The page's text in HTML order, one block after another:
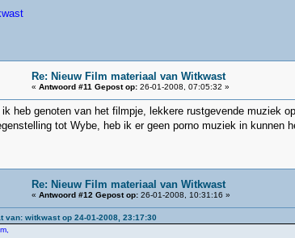
Re: Nieuw Film materiaal van Witkwast
« Antwoord #11 Gepost op:26-01-2008, 07:05:32 »
ik heb genoten van het filmpje, lekkere rustgevende muziek
tot Wybe, heb ik er geen porno muziek in kunnen
Re: Nieuw Film materiaal van Witkwast
« Antwoord #12 Gepost op:26-01-2008, 10:31:16 »
van: witkwast op 24-01-2008, 23:17:30